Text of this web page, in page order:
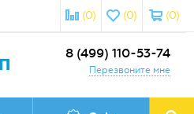
(0)
(0)
(0)
8 (499) 110-53-74
Перезвоните мне